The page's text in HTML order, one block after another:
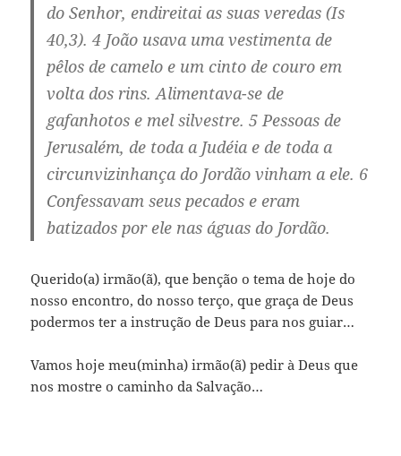
do Senhor, endireitai as suas veredas (Is
40,3). 4 João usava uma vestimenta de
pêlos de camelo e um cinto de couro em
volta dos rins. Alimentava-se de
gafanhotos e mel silvestre. 5 Pessoas de
Jerusalém, de toda a Judéia e de toda a
circunvizinhança do Jordão vinham a ele. 6
Confessavam seus pecados e eram
batizados por ele nas águas do Jordão.
Querido(a) irmão(ã), que benção o tema de hoje do
nosso encontro, do nosso terço, que graça de Deus
podermos ter a instrução de Deus para nos guiar…
Vamos hoje meu(minha) irmão(ã) pedir à Deus que
nos mostre o caminho da Salvação…